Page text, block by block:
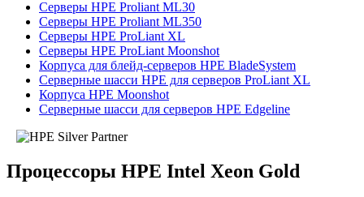
Серверы HPE Proliant ML30
Серверы HPE Proliant ML350
Серверы HPE ProLiant XL
Серверы HPE ProLiant Moonshot
Корпуса для блейд-серверов HPE BladeSystem
Серверные шасси HPE для серверов ProLiant XL
Корпуса HPE Moonshot
Серверные шасси для серверов HPE Edgeline
Процессоры HPE Intel Xeon Gold